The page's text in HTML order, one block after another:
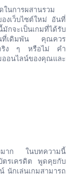
ในการผสานรวม
งเว็บไซต์ใหม่
อันที่
มักจะเป็นเกมที่ได้รับ
ที่เดิมพัน
คุณควร
ง
ๆ หรือไม่
คำ
ออนไลน์ของคุณและ
าก
ในบทความนี้
ตรเครดิต
พูดคุยกับ
นักเล่นเกมสามารถ